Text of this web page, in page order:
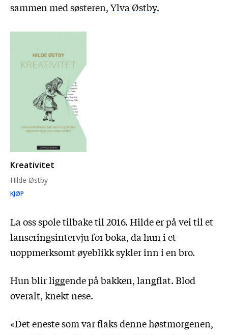
sammen med søsteren,Ylva Østby.
Kreativitet
Hilde Østby
KJØP
La oss spole tilbake til 2016. Hilde er på vei til et
lanseringsintervju for boka, da hun i et
uoppmerksomt øyeblikk sykler inn i en bro.
Hun blir liggende på bakken, langflat. Blod
overalt, knekt nese.
«Det eneste som var flaks denne høstmorgenen,